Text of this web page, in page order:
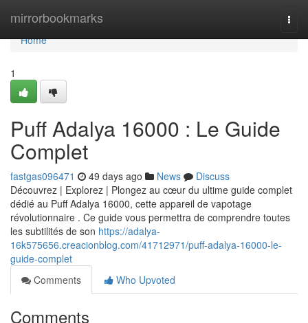
mirrorbookmarks
Home
Home
1
Puff Adalya 16000 : Le Guide
Complet
fastgas096471 49 days ago News
Discuss
Découvrez | Explorez | Plongez au cœur du ultime guide complet
dédié au Puff Adalya 16000, cette appareil de vapotage
révolutionnaire . Ce guide vous permettra de comprendre toutes
les subtilités de son https://adalya-
16k575656.creacionblog.com/41712971/puff-adalya-16000-le-
guide-complet
Comments
Who Upvoted
Comments